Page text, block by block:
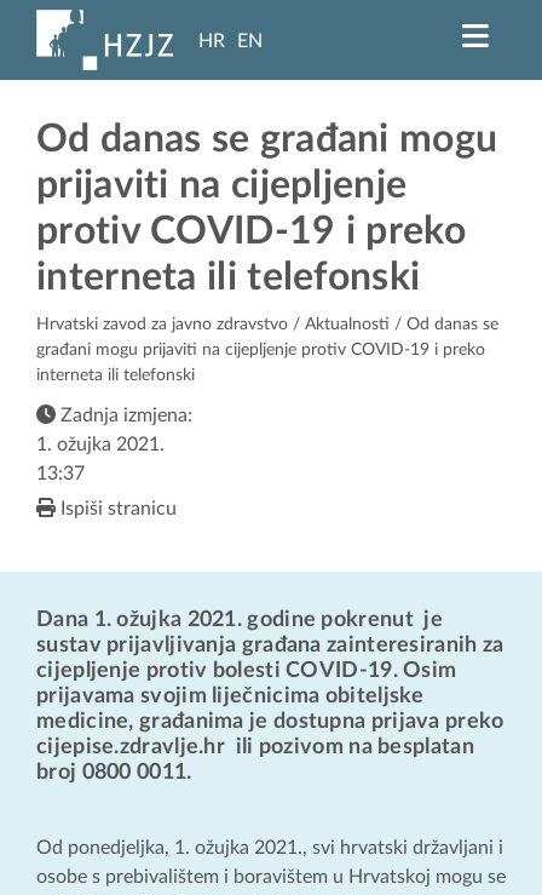
HR EN
Od danas se građani mogu
prijaviti na cijepljenje
protiv COVID-19 i preko
interneta ili telefonski
Hrvatski zavod za javno zdravstvo / Aktualnosti / Od danas se
građani mogu prijaviti na cijepljenje protiv COVID-19 i preko
interneta ili telefonski
Zadnja izmjena:
1. ožujka 2021.
13:37
Ispiši stranicu
Dana 1. ožujka 2021. godine pokrenut je
sustav prijavljivanja građana zainteresiranih za
cijepljenje protiv bolesti COVID-19. Osim
prijavama svojim liječnicima obiteljske
medicine, građanima je dostupna prijava preko
cijepise.zdravlje.hr ili pozivom na besplatan
broj 0800 0011.
Od ponedjeljka, 1. ožujka 2021., svi hrvatski državljani i
osobe s prebivalištem i boravištem u Hrvatskoj mogu se